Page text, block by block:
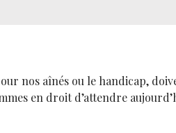
nos aînés ou le handicap,
en droit d’attendre